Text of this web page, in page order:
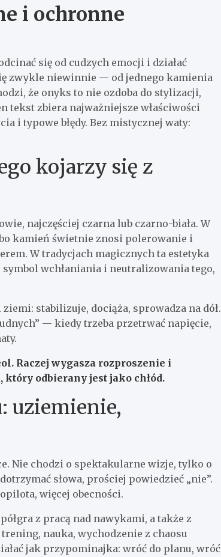
i ochronne
się od cudzych emocji i działać
zwykle niewinnie — od jednego kamienia
że onyks to nie ozdoba do stylizacji,
tekst zbiera najważniejsze właściwości
i typowe błędy. Bez mistycznej waty:
kojarzy się z
najczęściej czarna lub czarno-biała. W
kamień świetnie znosi polerowanie i
W tradycjach magicznych ta estetyka
wchłaniania i neutralizowania tego,
stabilizuje, dociąża, sprowadza na dół.
— kiedy trzeba przetrwać napięcie,
Raczej wygasza rozproszenie i
który odbierany jest jako chłód.
uziemienie,
Nie chodzi o spektakularne wizje, tylko o
słowa, prościej powiedzieć „nie”.
więcej obecności.
z pracą nad nawykami, a także z
nauka, wychodzenie z chaosu
jak przypominajka: wróć do planu, wróć